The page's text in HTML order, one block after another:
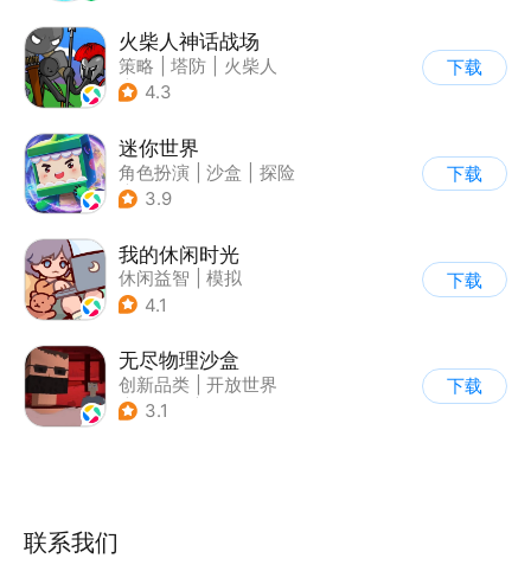
火柴人神话战场
策略 塔防
火柴人
| 休闲益智
4.3
下载
迷你世界
角色扮演 沙盒
探险
| 我的世界
3.9
下载
我的休闲时光
休闲益智
模拟
4.1
下载
无尽物理沙盒
创新品类
开放世界
| 像素风
3.1
下载
联系我们